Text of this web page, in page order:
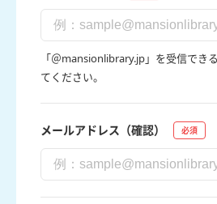
「＠mansionlibrary.jp」を受信でき
てください。
メールアドレス（確認）